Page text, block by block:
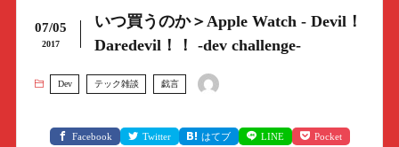
07/05
2017
いつ買うのか＞Apple Watch - Devil！
Daredevil！！ -dev challenge-
Dev テック雑談 戯言
Facebook Twitter はてブ LINE Pocket